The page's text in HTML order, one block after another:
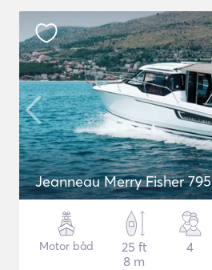
Jeanneau Merry Fisher 795
Motor båd
25 ft
8 m
4